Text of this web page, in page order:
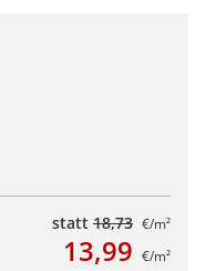
statt 18,73 €/m²
13,99 €/m²